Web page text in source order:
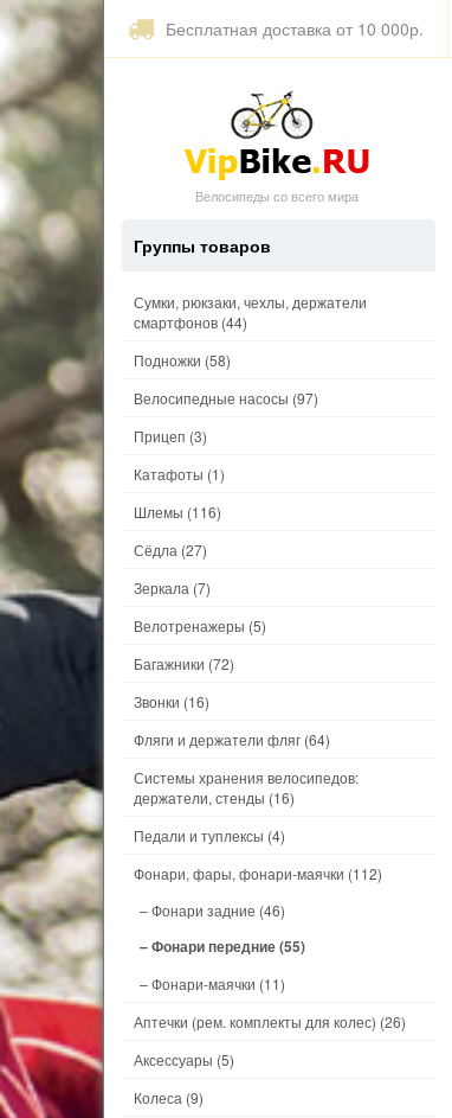
Бесплатная доставка от 10 000р.
Велосипеды со всего мира
Группы товаров
Сумки, рюкзаки, чехлы, держатели
смартфонов (44)
Подножки (58)
Велосипедные насосы (97)
Прицеп (3)
Катафоты (1)
Шлемы (116)
Сёдла (27)
Зеркала (7)
Велотренажеры (5)
Багажники (72)
Звонки (16)
Фляги и держатели фляг (64)
Системы хранения велосипедов:
держатели, стенды (16)
Педали и туплексы (4)
Фонари, фары, фонари-маячки (112)
– Фонари задние (46)
– Фонари передние(55)
– Фонари-маячки (11)
Аптечки (рем. комплекты для колес) (26)
Аксессуары (5)
Колеса (9)